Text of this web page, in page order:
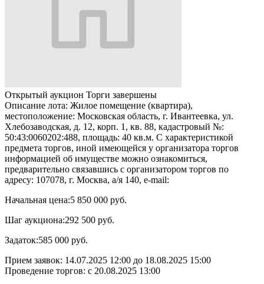
Открытый аукцион Торги завершены
Описание лота: Жилое помещение (квартира),
местоположение: Московская область, г. Ивантеевка, ул.
Хлебозаводская, д. 12, корп. 1, кв. 88, кадастровый №:
50:43:0060202:488, площадь: 40 кв.м. С характеристикой
предмета торгов, иной имеющейся у организатора торгов
информацией об имуществе можно ознакомиться,
предварительно связавшись с организатором торгов по
адресу: 107078, г. Москва, а/я 140, e-mail:
Начальная цена:5 850 000 руб.
Шаг аукциона:292 500 руб.
Задаток:585 000 руб.
Прием заявок: 14.07.2025 12:00 до 18.08.2025 15:00
Проведение торгов: с 20.08.2025 13:00